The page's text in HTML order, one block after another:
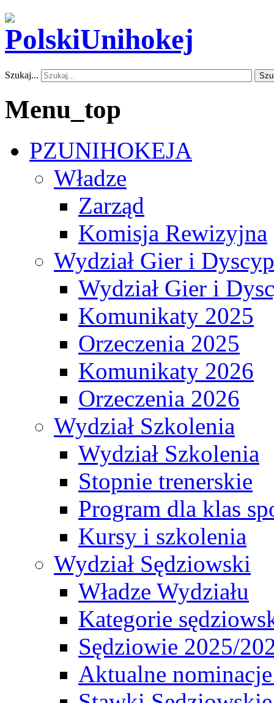
Szukaj...
Menu_top
PZUNIHOKEJA
Władze
Zarząd
Komisja Rewizyjna
Wydział Gier i
Wydział Gier i
Komunikaty 2025
Orzeczenia 2025
Komunikaty 2026
Orzeczenia 2026
Wydział Szkolenia
Wydział Szkolenia
Stopnie trenerskie
Program dla klas
Kursy i szkolenia
Wydział Sędziowski
Władze Wydziału
Kategorie
Sędziowie 2025/
Aktualne